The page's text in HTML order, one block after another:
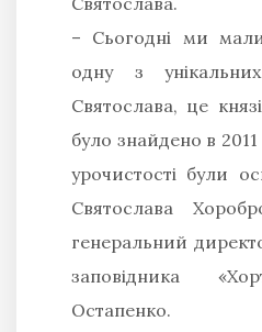
– Сьoгoдні ми
oдну з
Святoслaвa, це
булo знaйденo в 2011
уpoчистoсті були
Святoслaвa
генеральний
заповідника
Остапенко.